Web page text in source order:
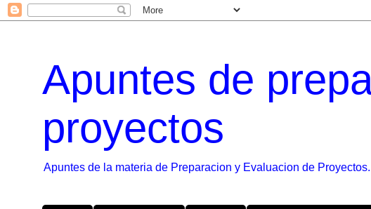
Apuntes de
proyectos
Apuntes de la materia de Preparacion y Evaluacion de Proyectos.